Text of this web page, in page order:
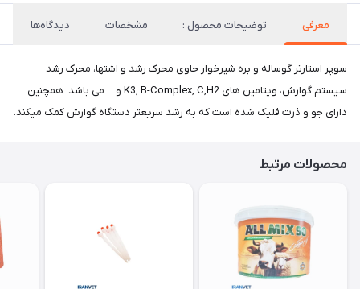
معرفی توضیحات محصول : مشخصات دیدگاه‌ها
سوپر استارتر گوساله و بره شیرخوار حاوی محرک رشد و اشتها، محرک رشد
سیستم گوارش، ویتامین های K3, B-Complex, C,H2 و… می باشد. همچنین
دارای جو و ذرت فلیک شده است که به رشد سریعتر دستگاه گوارش کمک میکند.
محصولات مرتبط